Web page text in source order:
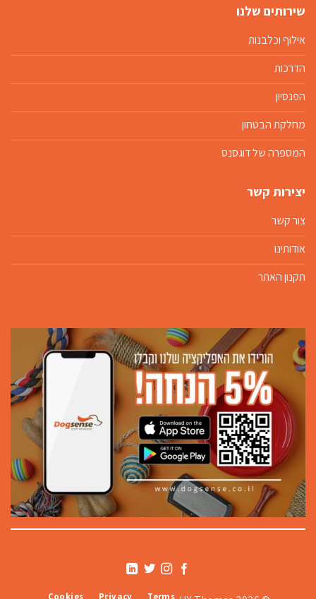
שירותים שלנו
אילוף וכלבנות
הדרכות
הפנסיון
מחלקת הבטחון
המספרה של דוגסנס
יצירות קשר
צור קשר
אודותינו
תקנון האתר
Terms
Privacy
Cookies